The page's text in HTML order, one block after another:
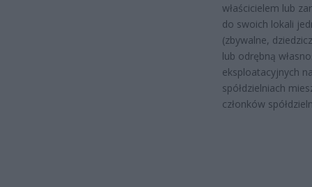
właścicielem lub
do swoich lokali
(zbywalne,
lub odrębną
eksploatacyjnych
spółdzielniach
członków